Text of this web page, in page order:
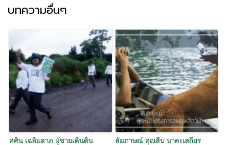
บทความอื่นๆ
ศศิน เฉลิมลาภ ผู้ชายเดินดิน
สัมภาษณ์ คุณสืบ นาคะเสถียร